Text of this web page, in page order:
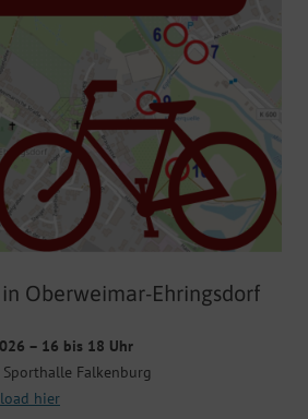
Oberweimar-Ehringsdorf
– 16 bis 18 Uhr
Falkenburg
hier